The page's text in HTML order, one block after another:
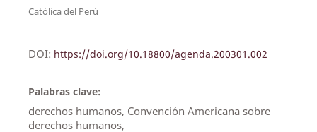
Católica del Perú
DOI: https://doi.org/10.18800/agenda.200301.002
Palabras clave:
derechos humanos, Convención Americana sobre
derechos humanos,